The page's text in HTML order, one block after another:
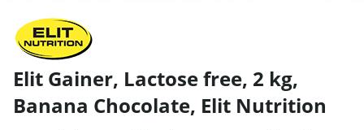
Elit Gainer, Lactose free, 2 kg,
Banana Chocolate, Elit Nutrition